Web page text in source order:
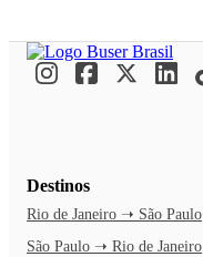
Destinos
Rio de Janeiro ➝ São Paulo
São Paulo ➝ Rio de Janeiro